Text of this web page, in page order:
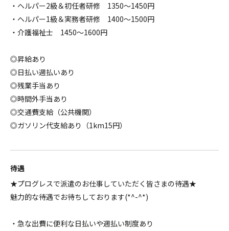
・ヘルパー2級＆初任者研修 1350～1450円
・ヘルパー1級＆実務者研修 1400～1500円
・介護福祉士 1450～1600円
◎昇給あり
◎日払い週払いあり
◎残業手当あり
◎時間外手当あり
◎交通費支給（公共機関）
◎ガソリン代支給あり（1km15円）
待遇
★プログレスで派遣のお仕事していただく皆さまの待遇★
魅力的な待遇でお待ちしております(*^-^*)
・急な出費に便利な日払いや週払い制度あり